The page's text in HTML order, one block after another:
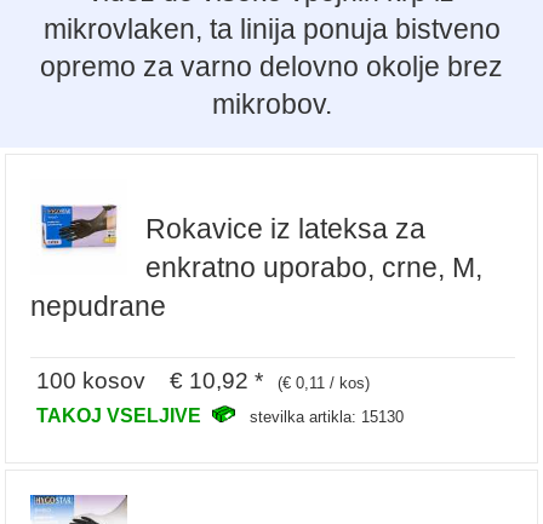
mikrovlaken, ta linija ponuja bistveno
opremo za varno delovno okolje brez
mikrobov.
Rokavice iz lateksa za
enkratno uporabo, crne, M,
nepudrane
100 kosov € 10,92 * (€ 0,11 / kos)
TAKOJ VSELJIVE stevilka artikla: 15130